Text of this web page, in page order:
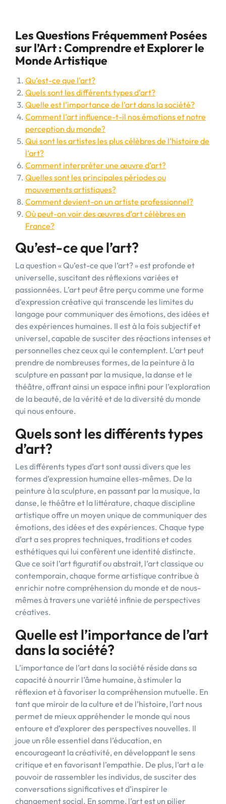
Les Questions Fréquemment Posées
sur l’Art : Comprendre et Explorer le
Monde Artistique
Qu’est-ce que l’art?
Quels sont les différents types d’art?
Quelle est l’importance de l’art dans la société?
Comment l’art influence-t-il nos émotions et notre
perception du monde?
Qui sont les artistes les plus célèbres de l’histoire de
l’art?
Comment interpréter une œuvre d’art?
Quelles sont les principales périodes ou
mouvements artistiques?
Comment devient-on un artiste professionnel?
Où peut-on voir des œuvres d’art célèbres en
France?
Qu’est-ce que l’art?
La question « Qu’est-ce que l’art? » est profonde et
universelle, suscitant des réflexions variées et
passionnées. L’art peut être perçu comme une forme
d’expression créative qui transcende les limites du
langage pour communiquer des émotions, des idées et
des expériences humaines. Il est à la fois subjectif et
universel, capable de susciter des réactions intenses et
personnelles chez ceux qui le contemplent. L’art peut
prendre de nombreuses formes, de la peinture à la
sculpture en passant par la musique, la danse et le
théâtre, offrant ainsi un espace infini pour l’exploration
de la beauté, de la vérité et de la diversité du monde
qui nous entoure.
Quels sont les différents types
d’art?
Les différents types d’art sont aussi divers que les
formes d’expression humaine elles-mêmes. De la
peinture à la sculpture, en passant par la musique, la
danse, le théâtre et la littérature, chaque discipline
artistique offre un moyen unique de communiquer des
émotions, des idées et des expériences. Chaque type
d’art a ses propres techniques, traditions et codes
esthétiques qui lui confèrent une identité distincte.
Que ce soit l’art figuratif ou abstrait, l’art classique ou
contemporain, chaque forme artistique contribue à
enrichir notre compréhension du monde et de nous-
mêmes à travers une variété infinie de perspectives
créatives.
Quelle est l’importance de l’art
dans la société?
L’importance de l’art dans la société réside dans sa
capacité à nourrir l’âme humaine, à stimuler la
réflexion et à favoriser la compréhension mutuelle. En
tant que miroir de la culture et de l’histoire, l’art nous
permet de mieux appréhender le monde qui nous
entoure et d’explorer des perspectives nouvelles. Il
joue un rôle essentiel dans l’éducation, en
encourageant la créativité, en développant le sens
critique et en favorisant l’empathie. De plus, l’art a le
pouvoir de rassembler les individus, de susciter des
conversations significatives et d’inspirer le
changement social. En somme, l’art est un pilier